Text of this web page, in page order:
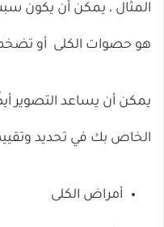
المثال ، يمكن أن يكون
هو حصوات الكلى أو تضخم
يمكن أن يساعد التصوير
الخاص بك في تحديد
أمراض الكلى